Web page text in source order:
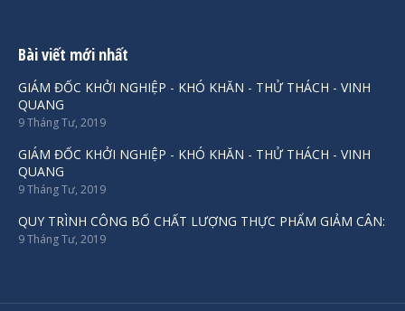
Bài viết mới nhất
GIÁM ĐỐC KHỞI NGHIỆP - KHÓ KHĂN - THỬ THÁCH - VINH
QUANG
9 Tháng Tư, 2019
GIÁM ĐỐC KHỞI NGHIỆP - KHÓ KHĂN - THỬ THÁCH - VINH
QUANG
9 Tháng Tư, 2019
QUY TRÌNH CÔNG BỐ CHẤT LƯỢNG THỰC PHẨM GIẢM CÂN:
9 Tháng Tư, 2019